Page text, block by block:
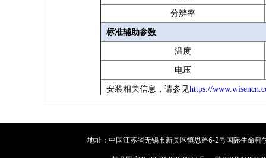
分辨率
标准辅助参数
温度
电压
安装相关信息，请参见https://
地址：中国江苏省无锡市新吴区慎思路6-2号国际生